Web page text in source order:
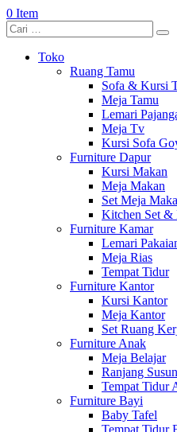
0 Item
Toko
Ruang Tamu
Sofa & Kursi
Meja Tamu
Lemari
Meja Tv
Kursi Sofa
Furniture Dapur
Kursi Makan
Meja Makan
Set Meja
Kitchen Set &
Furniture Kamar
Lemari
Meja Rias
Tempat Tidur
Furniture Kantor
Kursi Kantor
Meja Kantor
Set Ruang
Furniture Anak
Meja Belajar
Ranjang Susun
Tempat Tidur
Furniture Bayi
Baby Tafel
Tempat Tidur